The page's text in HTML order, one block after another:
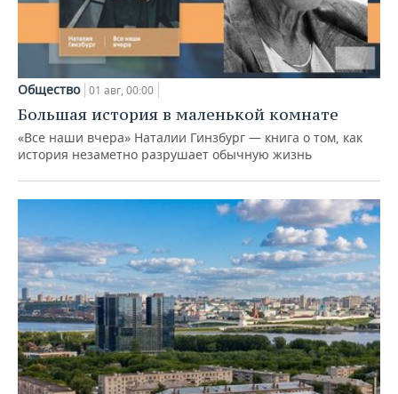
Общество 01 авг, 00:00
Большая история в маленькой комнате
«Все наши вчера» Наталии Гинзбург — книга о том, как
история незаметно разрушает обычную жизнь